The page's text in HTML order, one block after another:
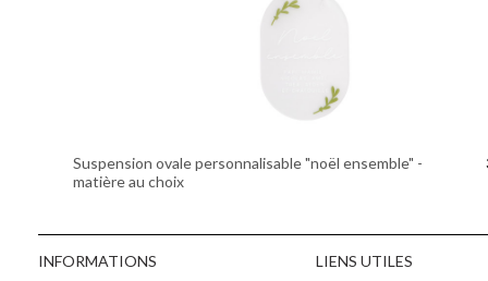
Suspension ovale personnalisable "noël ensemble" -
matière au choix
INFORMATIONS LIENS UTILES